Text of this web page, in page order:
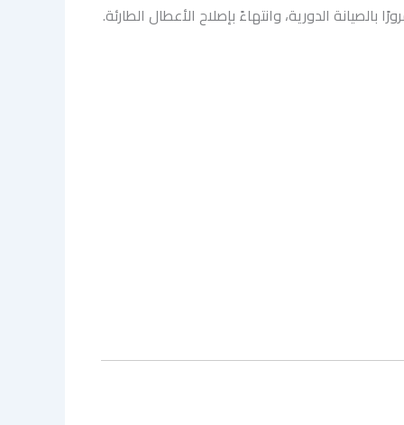
بالصيانة الدورية، وانتهاءً بإصلاح الأعطال الطارئة.